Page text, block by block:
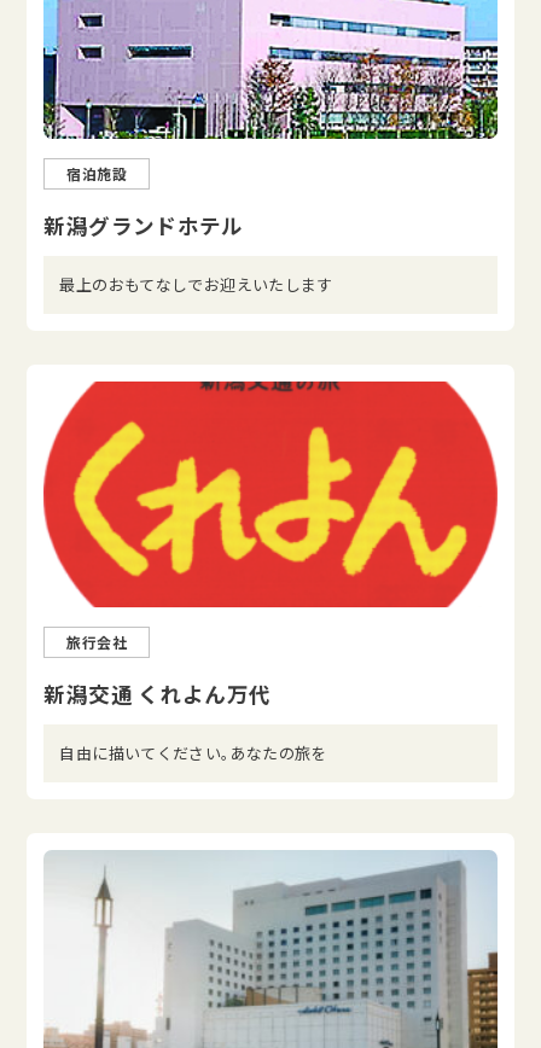
宿泊施設
新潟グランドホテル
最上のおもてなしでお迎えいたします
旅行会社
新潟交通 くれよん万代
自由に描いてください。あなたの旅を